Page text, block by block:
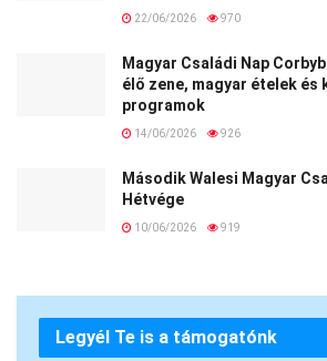
22/06/2026 970
Magyar Családi Nap
élő zene, magyar ételek és
programok
14/06/2026 926
Második Walesi Magyar
Hétvége
10/06/2026 919
Legyél Te is a támogatónk